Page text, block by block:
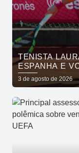
TENISTA
ESPANHA E
3 de agosto de 2026